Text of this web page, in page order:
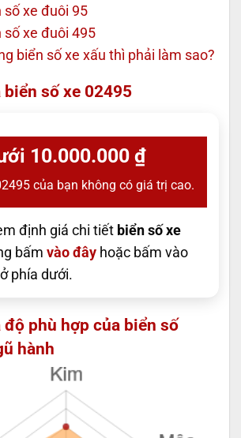
số xe đuôi 95
số xe đuôi 495
biển số xe xấu thì phải làm sao?
số xe 02495
10.000.000 ₫
của bạn không có giá trị cao.
định giá chi tiết biển số xe
bấm vào đây hoặc bấm vào
ở phía dưới.
phù hợp của biển số
hành